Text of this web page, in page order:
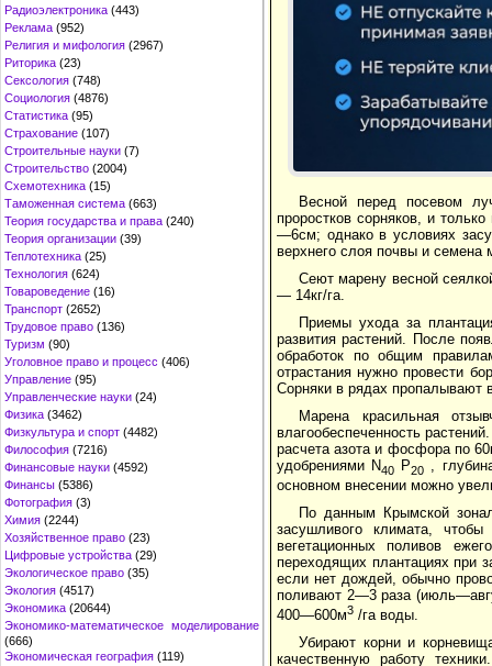
Радиоэлектроника (443)
Реклама (952)
Религия и мифология (2967)
Риторика (23)
Сексология (748)
Социология (4876)
Статистика (95)
Страхование (107)
Строительные науки (7)
Строительство (2004)
Схемотехника (15)
Таможенная система (663)
Теория государства и права (240)
Теория организации (39)
Теплотехника (25)
Технология (624)
Товароведение (16)
Транспорт (2652)
Трудовое право (136)
Туризм (90)
Уголовное право и процесс (406)
Управление (95)
Управленческие науки (24)
Физика (3462)
Физкультура и спорт (4482)
Философия (7216)
Финансовые науки (4592)
Финансы (5386)
Фотография (3)
Химия (2244)
Хозяйственное право (23)
Цифровые устройства (29)
Экологическое право (35)
Экология (4517)
Экономика (20644)
Экономико-математическое моделирование
(666)
Экономическая география (119)
Весной перед посевом
проростков сорняков, и
—6см; однако в условиях
верхнего слоя почвы и семена
Сеют марену весной
— 14кг/га.
Приемы ухода за
развития растений. После
обработок по общим
отрастания нужно провести
Сорняки в рядах пропалывают
Марена красильная
влагообеспеченность
расчета азота и фосфора по
удобрениями N40 P20 ,
основном внесении можно
По данным Крымской
засушливого климата,
вегетационных поливов
переходящих плантациях при
если нет дождей, обычно
поливают 2—3 раза
400—600м3 /га воды.
Убирают корни и
качественную работу